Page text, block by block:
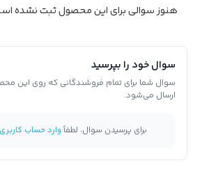
هنوز سوالی برای این محصول ثبت نشده
سوال خود را بپرسید
ارسال می‌شود.
برای پرسیدن سوال، لطفاًوارد حساب کاربری